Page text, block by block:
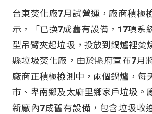
台東焚化廠7月試營運，廠商積極
示，「已換7成舊有設備，17項系
型吊臂夾起垃圾，投放到鍋爐裡焚
縣垃圾焚化廠，由於縣府宣布7月
廠商正積極檢測中，兩個鍋爐，每
市、卑南鄉及太麻里鄉家戶垃圾。
新廠內7成舊有設備，包含垃圾收